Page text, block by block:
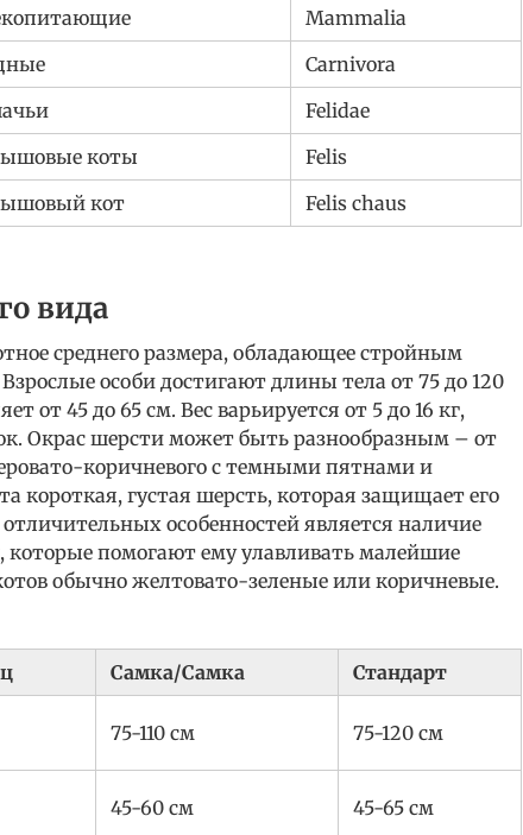
Mammalia
Carnivora
Felidae
коты
Felis
кот Felis chaus
вида
среднего размера, обладающее стройным
особи достигают длины тела от 75 до 120
от 45 до 65 см. Вес варьируется от 5 до 16 кг,
Окрас шерсти может быть разнообразным – от
коричневого с темными пятнами и
короткая, густая шерсть, которая защищает его
особенностей является наличие
которые помогают ему улавливать малейшие
обычно желтовато-зеленые или коричневые.
Самка/Самка
Стандарт
75-110 см 75-120 см
45-60 см 45-65 см